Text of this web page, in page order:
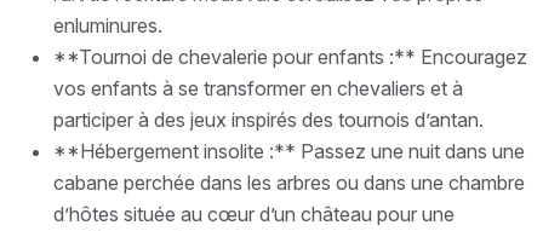
enluminures.
**Tournoi de chevalerie pour enfants :** Encouragez
vos enfants à se transformer en chevaliers et à
participer à des jeux inspirés des tournois d’antan.
**Hébergement insolite :** Passez une nuit dans une
cabane perchée dans les arbres ou dans une chambre
d’hôtes située au cœur d’un château pour une